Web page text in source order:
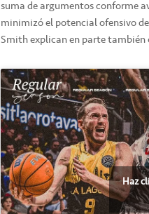
suma de argumentos conforme
minimizó el potencial ofensivo
Smith explican en parte
Haz